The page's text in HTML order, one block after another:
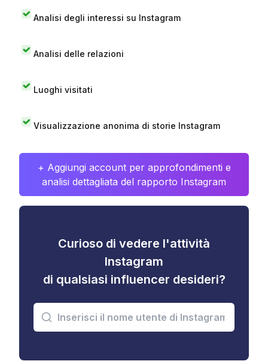
Analisi degli interessi su Instagram
Analisi delle relazioni
Luoghi visitati
Visualizzazione anonima di storie Instagram
+ Aggiungi account per approfondimenti e
analisi dettagliata del rapporto Instagram
Curioso di vedere l'attività
Instagram
di qualsiasi influencer desideri?